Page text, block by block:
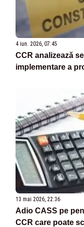
4 iun. 2026, 07:45
CCR analizează
implementare a
13 mai 2026, 22:36
Adio CASS pe
CCR care poate